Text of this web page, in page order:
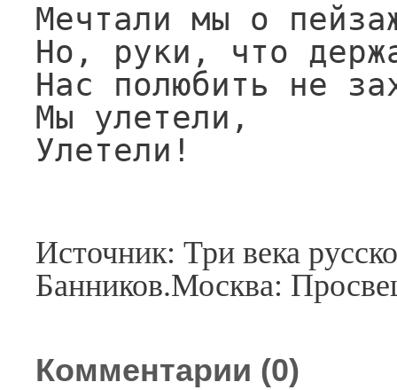
Мечтали мы о
Но, руки, что
Нас полюбить не
Мы улетели,
Улетели!
Источник: Три века
Банников.Москва:
Комментарии (0)